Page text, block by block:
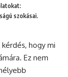
szokásai.
hogy mi
Ez nem